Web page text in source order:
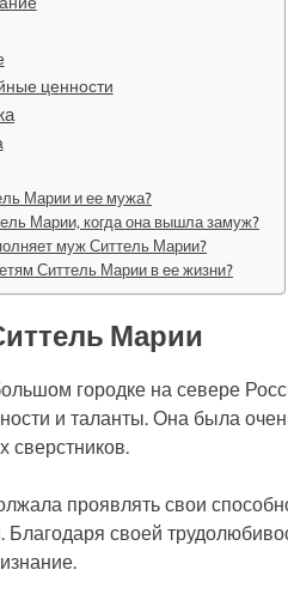
ценности
Марии и ее мужа?
Марии, когда она вышла замуж?
муж Ситтель Марии?
Ситтель Марии в ее жизни?
Марии
городке на севере
и таланты. Она была
сверстников.
проявлять свои
Благодаря своей